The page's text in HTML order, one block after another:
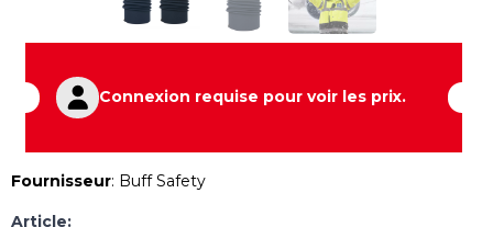
Connexion requise pour voir les prix.
Fournisseur: Buff Safety
Article: